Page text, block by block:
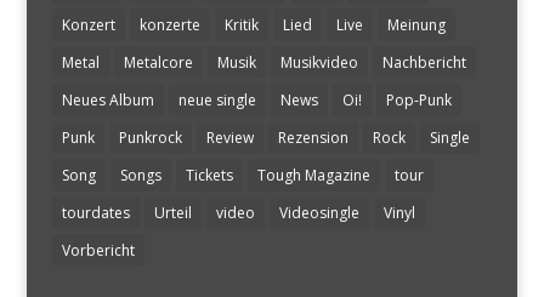
Konzert
konzerte Kritik Lied Live
Meinung
Metal
Metalcore Musik Musikvideo
Nachbericht
Neues Album
neue single News Oi!
Pop-Punk
Punk
Punkrock Review Rezension Rock
Single
Song
Songs Tickets Tough Magazine
tour
tourdates
Urteil video Videosingle
Vinyl
Vorbericht